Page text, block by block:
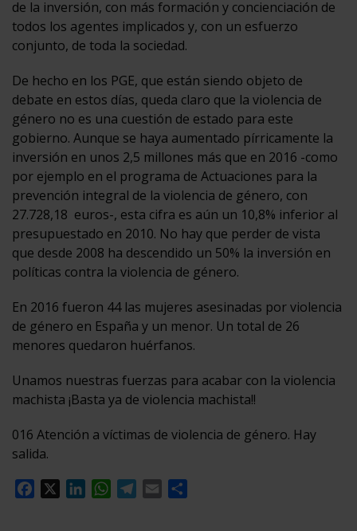
de la inversión, con más formación y concienciación de
todos los agentes implicados y, con un esfuerzo
conjunto, de toda la sociedad.
De hecho en los PGE, que están siendo objeto de
debate en estos días, queda claro que la violencia de
género no es una cuestión de estado para este
gobierno. Aunque se haya aumentado pírricamente la
inversión en unos 2,5 millones más que en 2016 -como
por ejemplo en el programa de Actuaciones para la
prevención integral de la violencia de género, con
27.728,18 euros-, esta cifra es aún un 10,8% inferior al
presupuestado en 2010. No hay que perder de vista
que desde 2008 ha descendido un 50% la inversión en
políticas contra la violencia de género.
En 2016 fueron 44 las mujeres asesinadas por violencia
de género en España y un menor. Un total de 26
menores quedaron huérfanos.
Unamos nuestras fuerzas para acabar con la violencia
machista ¡Basta ya de violencia machista!!
016 Atención a víctimas de violencia de género. Hay
salida.
Facebook
LinkedInWhatsApp
Telegram
Email